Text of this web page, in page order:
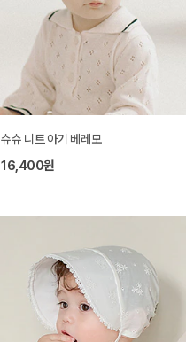
슈슈 니트 아기 베레모
16,400원